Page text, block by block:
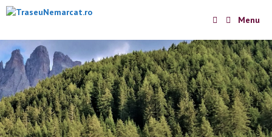
Skip
content
Menu